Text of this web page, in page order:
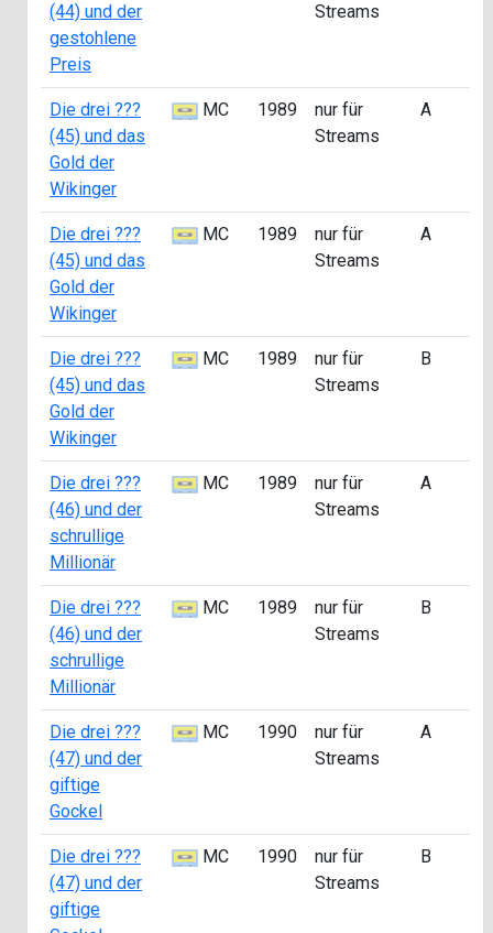
(44) und der
gestohlene
Preis
Streams
Die drei ???
(45) und das
Gold der
Wikinger
MC 1989
nur für
Streams
A
Die drei ???
(45) und das
Gold der
Wikinger
MC 1989
nur für
Streams
A
Die drei ???
(45) und das
Gold der
Wikinger
MC 1989
nur für
Streams
B
Die drei ???
(46) und der
schrullige
Millionär
MC 1989
nur für
Streams
A
Die drei ???
(46) und der
schrullige
Millionär
MC 1989
nur für
Streams
B
Die drei ???
(47) und der
giftige
Gockel
MC 1990
nur für
Streams
A
Die drei ???
(47) und der
giftige
MC 1990
nur für
Streams
B